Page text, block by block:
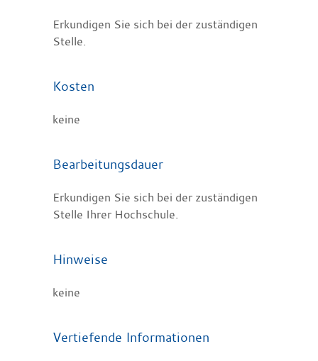
Erkundigen Sie sich bei der zuständigen
Stelle.
Kosten
keine
Bearbeitungsdauer
Erkundigen Sie sich bei der zuständigen
Stelle Ihrer Hochschule.
Hinweise
keine
Vertiefende Informationen